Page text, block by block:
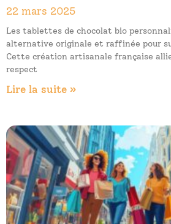
22 mars 2025
Les tablettes de chocolat bio
alternative originale et raffinée pour
Cette création artisanale française
respect
Lire la suite »